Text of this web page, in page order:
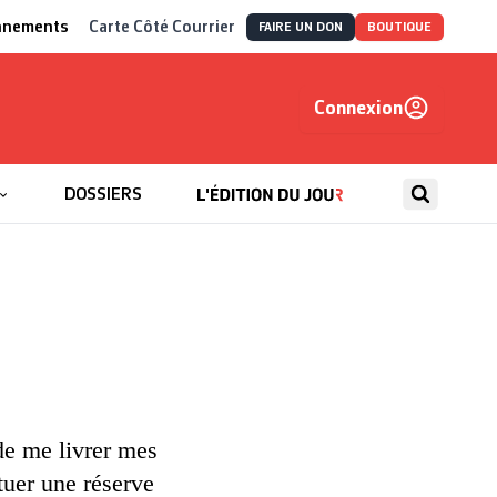
Carte Côté Courrier FAIRE UN DON BOUTIQUE
Connexion
DOSSIERS
me livrer mes
une réserve